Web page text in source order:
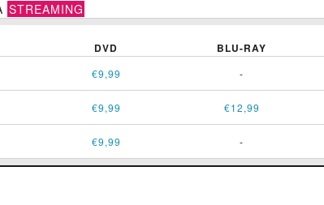
STREAMING
DVD BLU-RAY
€9,99 -
€9,99 €12,99
€9,99 -